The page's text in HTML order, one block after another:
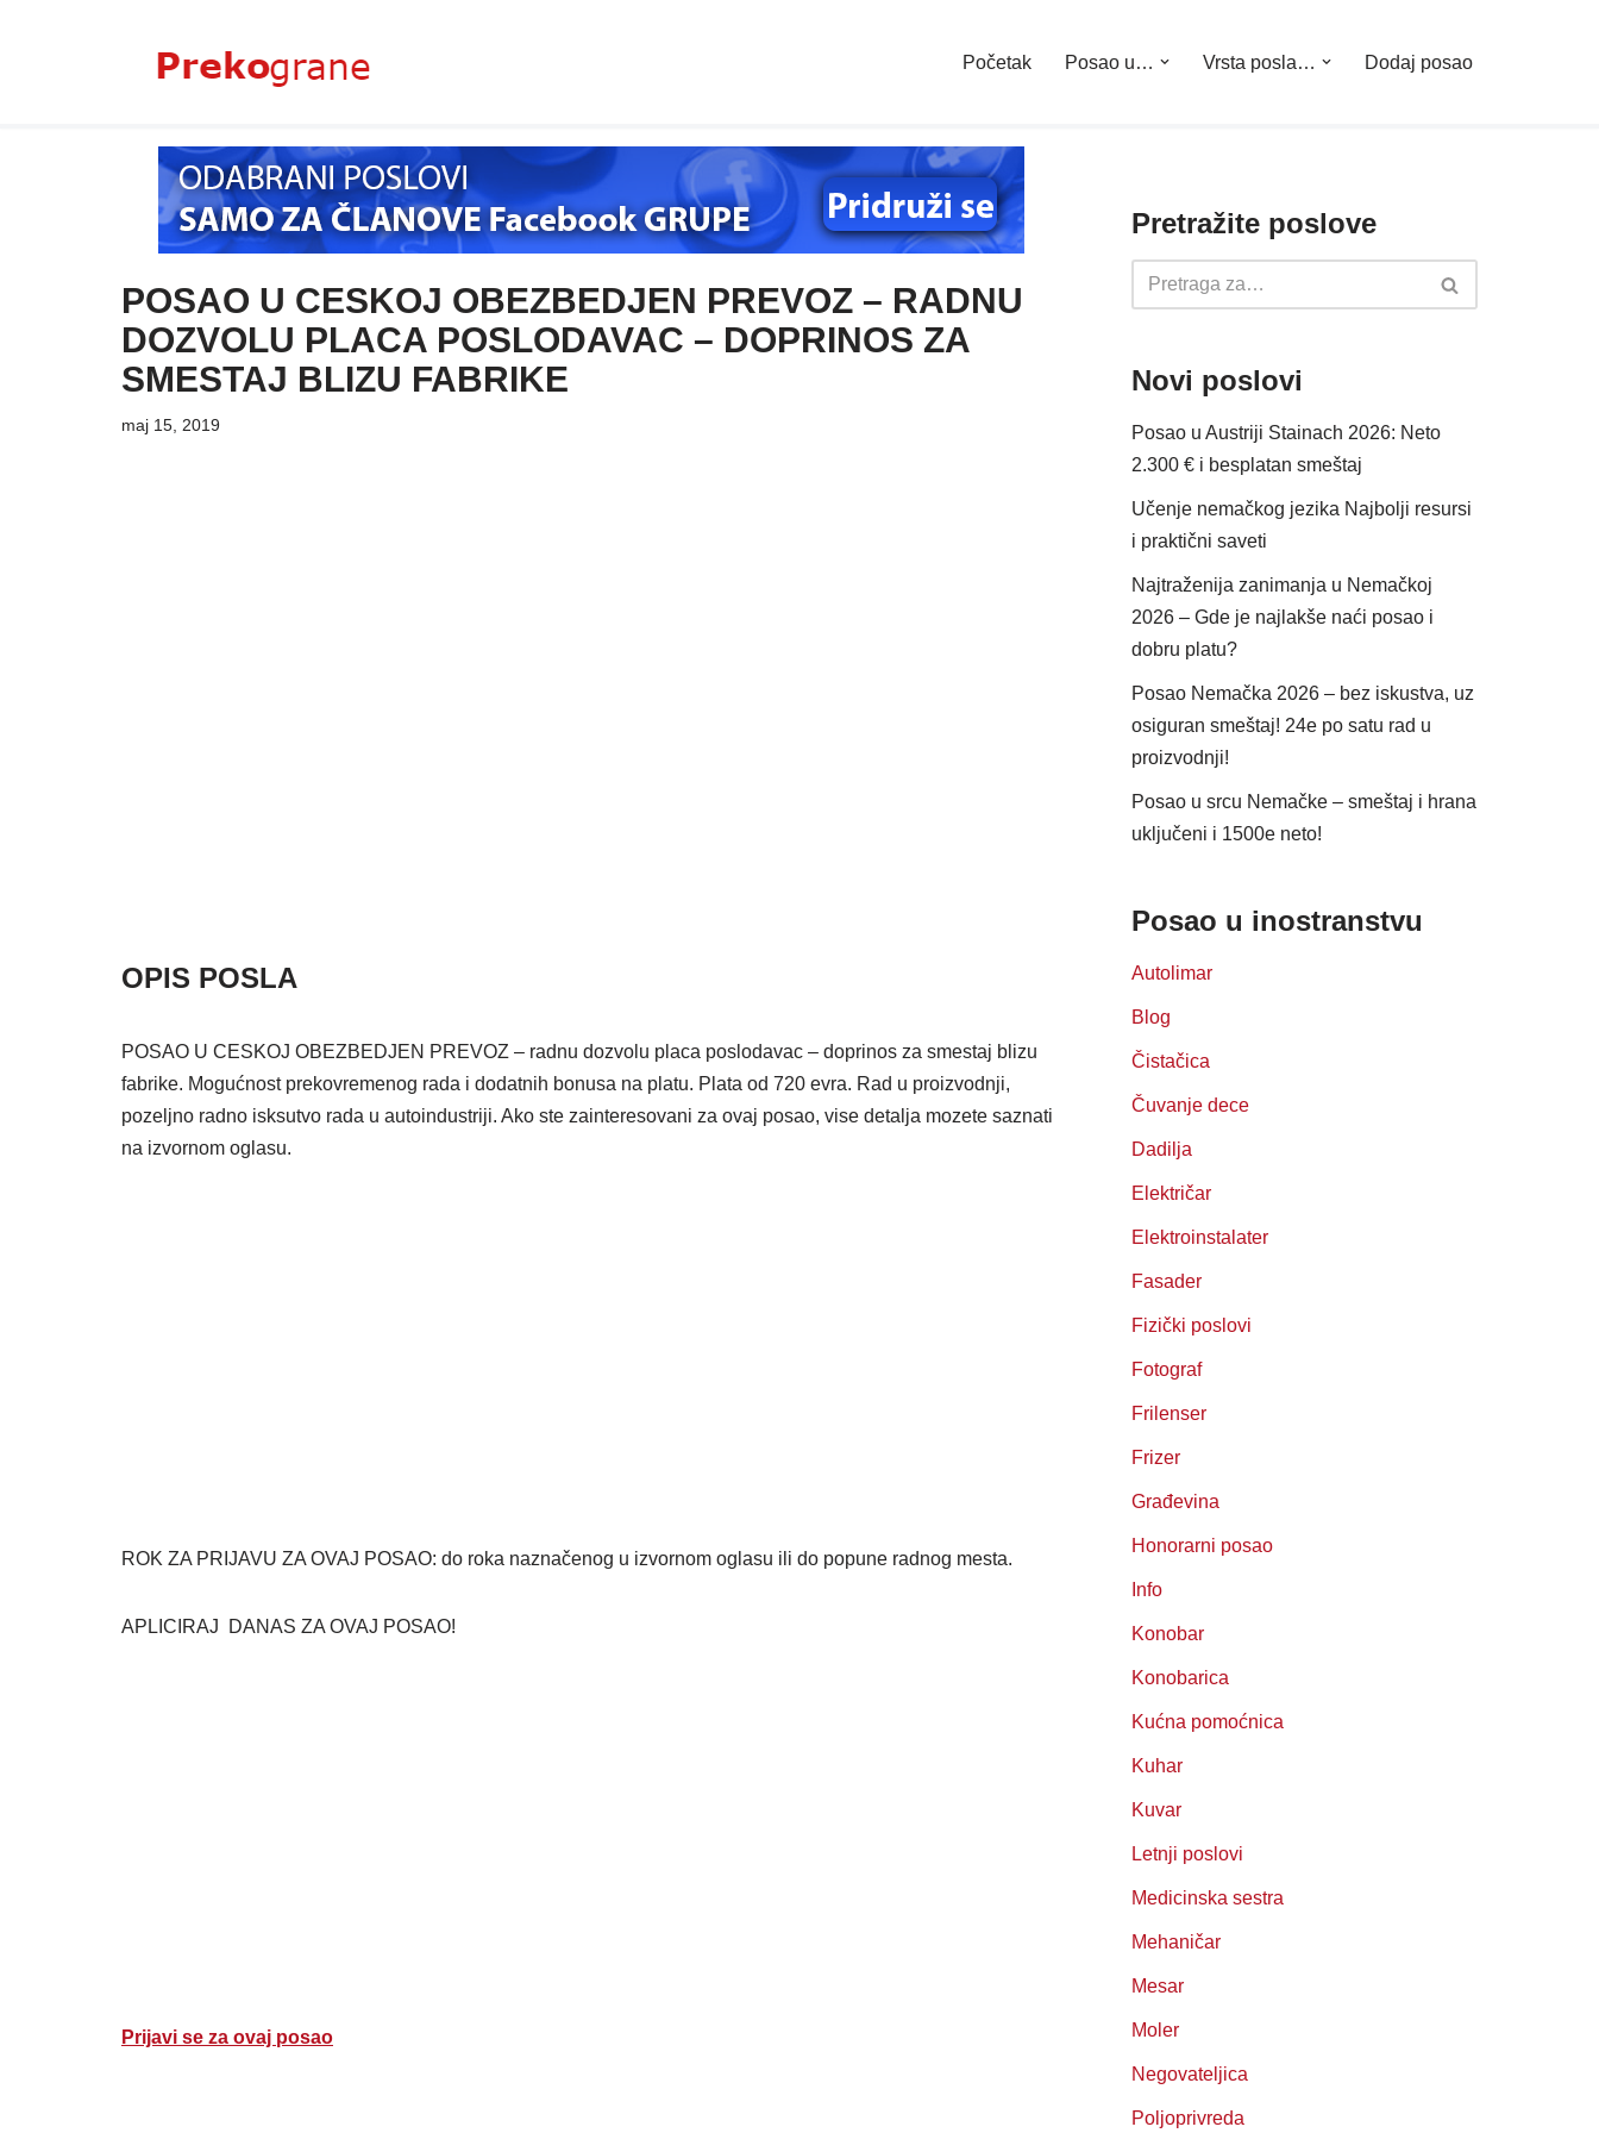
Početak Posao u… Vrsta posla… Dodaj posao
POSAO U CESKOJ OBEZBEDJEN PREVOZ – RADNU
DOZVOLU PLACA POSLODAVAC – DOPRINOS ZA
SMESTAJ BLIZU FABRIKE
maj 15, 2019
OPIS POSLA
POSAO U CESKOJ OBEZBEDJEN PREVOZ – radnu dozvolu placa poslodavac – doprinos za smestaj blizu
fabrike. Mogućnost prekovremenog rada i dodatnih bonusa na platu. Plata od 720 evra. Rad u proizvodnji,
pozeljno radno isksutvo rada u autoindustriji. Ako ste zainteresovani za ovaj posao, vise detalja mozete saznati
na izvornom oglasu.
ROK ZA PRIJAVU ZA OVAJ POSAO: do roka naznačenog u izvornom oglasu ili do popune radnog mesta.
APLICIRAJ DANAS ZA OVAJ POSAO!
Prijavi se za ovaj posao
Pretražite poslove
Novi poslovi
Posao u Austriji Stainach 2026: Neto
2.300 € i besplatan smeštaj
Učenje nemačkog jezika Najbolji resursi
i praktični saveti
Najtraženija zanimanja u Nemačkoj
2026 – Gde je najlakše naći posao i
dobru platu?
Posao Nemačka 2026 – bez iskustva, uz
osiguran smeštaj! 24e po satu rad u
proizvodnji!
Posao u srcu Nemačke – smeštaj i hrana
uključeni i 1500e neto!
Posao u inostranstvu
Autolimar
Blog
Čistačica
Čuvanje dece
Dadilja
Električar
Elektroinstalater
Fasader
Fizički poslovi
Fotograf
Frilenser
Frizer
Građevina
Honorarni posao
Info
Konobar
Konobarica
Kućna pomoćnica
Kuhar
Kuvar
Letnji poslovi
Medicinska sestra
Mehaničar
Mesar
Moler
Negovateljica
Poljoprivreda